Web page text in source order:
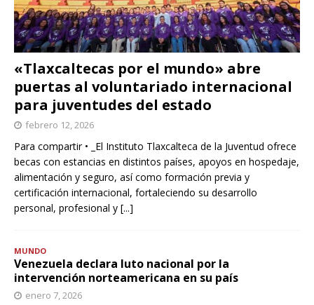
«Tlaxcaltecas por el mundo» abre
puertas al voluntariado internacional
para juventudes del estado
febrero 12, 2026
Para compartir • _El Instituto Tlaxcalteca de la Juventud ofrece
becas con estancias en distintos países, apoyos en hospedaje,
alimentación y seguro, así como formación previa y
certificación internacional, fortaleciendo su desarrollo
personal, profesional y [...]
MUNDO
Venezuela declara luto nacional por la
intervención norteamericana en su país
enero 7, 2026